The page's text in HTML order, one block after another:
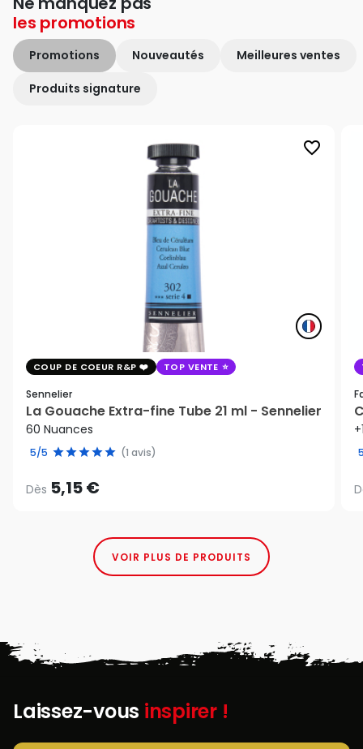
les promotions
Promotions Nouveautés Meilleures ventes
Produits signature
favorite_border
COUP DE COEUR R&P TOP VENTE
Sennelier
La Gouache Extra-fine Tube 21 ml - Sennelier
60 Nuances
5/5 (1 avis)
Dès 5,15 €
VOIR PLUS DE PRODUITS
Laissez-vous inspirer !